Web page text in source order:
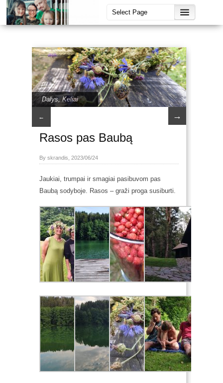
Dalys, Keliai
← →
Rasos pas Baubą
By skrandis, 2023/06/24
Jaukiai, trumpai ir smagiai pasibuvom pas
Baubą sodyboje. Rasos – graži proga susiburti.